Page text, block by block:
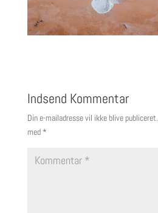
Indsend Kommentar
Din e-mailadresse vil ikke blive publiceret.
med *